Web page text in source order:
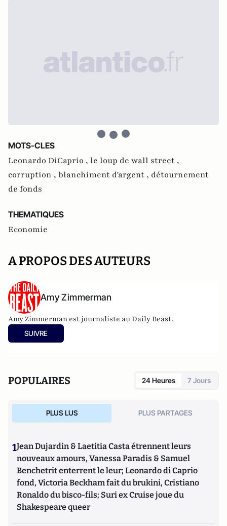
MOTS-CLES
Leonardo DiCaprio , le loup de wall street ,
corruption , blanchiment d'argent , détournement
de fonds
THEMATIQUES
Economie
A PROPOS DES AUTEURS
Amy Zimmerman
Amy Zimmerman est journaliste au Daily Beast.
SUIVRE
POPULAIRES 24 Heures 7 Jours
PLUS LUS PLUS PARTAGES
1Jean Dujardin & Laetitia Casta étrennent leurs
nouveaux amours, Vanessa Paradis & Samuel
Benchetrit enterrent le leur; Leonardo di Caprio
fond, Victoria Beckham fait du brukini, Cristiano
Ronaldo du bisco-fils; Suri ex Cruise joue du
Shakespeare queer